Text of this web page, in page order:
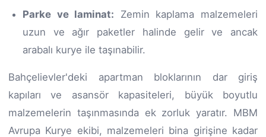
Parke ve laminat: Zemin kaplama malzemeleri
uzun ve ağır paketler halinde gelir ve ancak
arabalı kurye ile taşınabilir.
Bahçelievler'deki apartman bloklarının dar giriş
kapıları ve asansör kapasiteleri, büyük boyutlu
malzemelerin taşınmasında ek zorluk yaratır. MBM
Avrupa Kurye ekibi, malzemeleri bina girişine kadar